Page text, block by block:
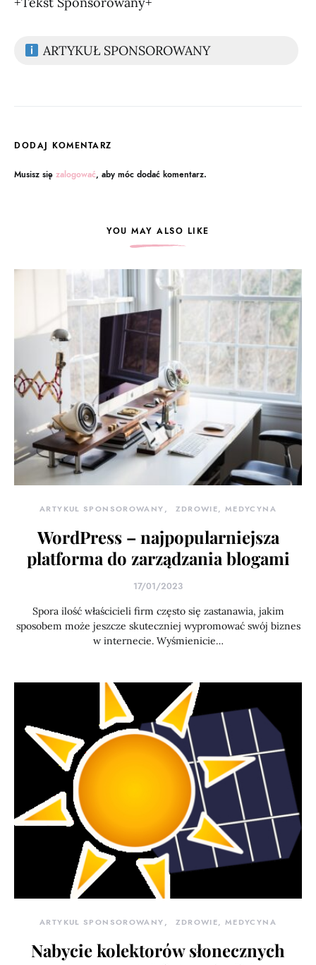
ARTYKUŁ SPONSOROWANY
DODAJ KOMENTARZ
Musisz się zalogować, aby móc dodać komentarz.
YOU MAY ALSO LIKE
ARTYKUŁ SPONSOROWANY ZDROWIE, MEDYCYNA
WordPress – najpopularniejsza
platforma do zarządzania blogami
17/01/2023
Spora ilość właścicieli firm często się zastanawia, jakim
sposobem może jeszcze skuteczniej wypromować swój biznes
w internecie. Wyśmienicie…
ARTYKUŁ SPONSOROWANY ZDROWIE, MEDYCYNA
Nabycie kolektorów słonecznych